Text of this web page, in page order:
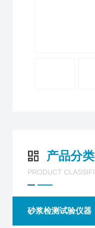
产品分类
PRODUCT
砂浆检测试验仪器